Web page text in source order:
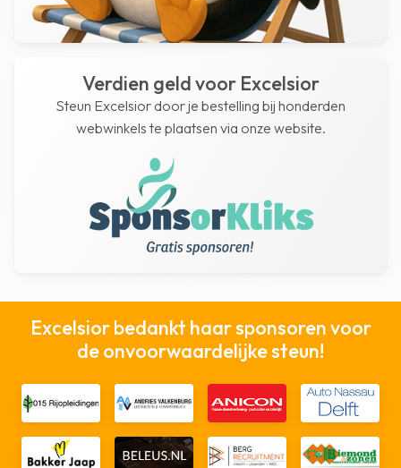
Verdien geld voor Excelsior
Steun Excelsior door je bestelling bij honderden
webwinkels te plaatsen via onze website.
Excelsior bedankt haar sponsoren voor
de onvoorwaardelijke steun!